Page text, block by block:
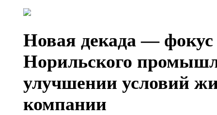
Новая декада — фокус
Норильского
улучшении условий
компании